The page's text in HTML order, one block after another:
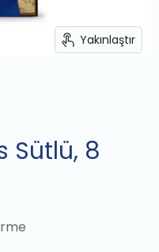
Yakınlaştır
Sütlü, 8